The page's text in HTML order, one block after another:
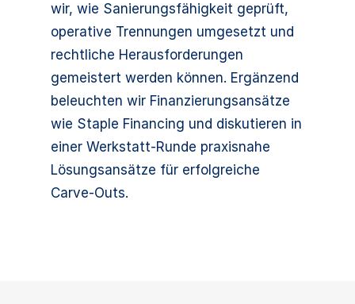
wir, wie Sanierungsfähigkeit geprüft,
operative Trennungen umgesetzt und
rechtliche Herausforderungen
gemeistert werden können. Ergänzend
beleuchten wir Finanzierungsansätze
wie Staple Financing und diskutieren in
einer Werkstatt-Runde praxisnahe
Lösungsansätze für erfolgreiche
Carve-Outs.